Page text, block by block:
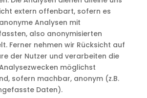
extern offenbart, sofern es
Analysen mit
also anonymisierten
Ferner nehmen wir Rücksicht auf
der Nutzer und verarbeiten die
möglichst
sofern machbar, anonym (z.B.
Daten).